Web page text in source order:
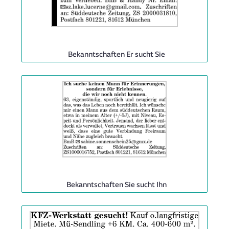
Rubrik:
Bekanntschaften Er sucht Sie
Anzeige
ID:
2063952
|
Info:
Rubrik:
Bekanntschaften Sie sucht Ihn
Anzeige
ID: